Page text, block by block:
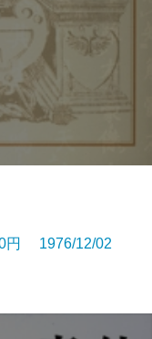
円 1976/12/02